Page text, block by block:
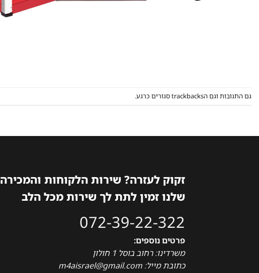
גם התגובות וגם הtrackbacks סגורים כרגע.
זקוק לעזרה? שירות הלקוחות והמכירה
שלנו זמין לתת לך שירות מכל הלב
072-39-22-322
פרטים נוספים:
משרדינו: רחוב בוסל 1 חולון
כתובת מייל: m4aisrael@gmail.com